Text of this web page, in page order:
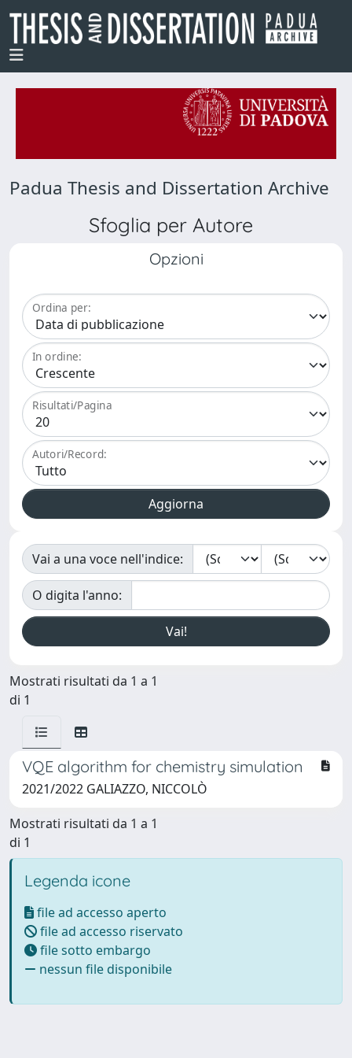
Padua Thesis and Dissertation Archive
Sfoglia per Autore
Opzioni
Ordina per:
In ordine:
Risultati/Pagina
Autori/Record:
Vai a una voce nell'indice:
O digita l'anno:
Mostrati risultati da 1 a 1
di 1
VQE algorithm for chemistry simulation
2021/2022 GALIAZZO, NICCOLÒ
Mostrati risultati da 1 a 1
di 1
Legenda icone
file ad accesso aperto
file ad accesso riservato
file sotto embargo
nessun file disponibile